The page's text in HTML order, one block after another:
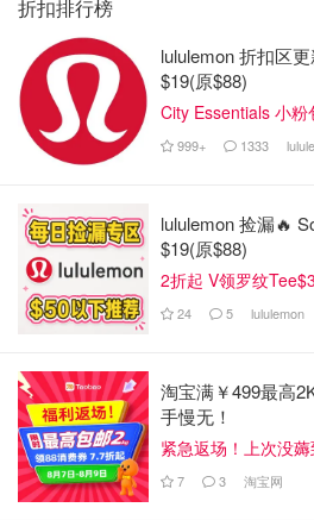
坎昆海滨度假村，是坎昆一家海滨
餐厅、海滨泳池和 40,000 平方英
厅、海滨泳池及4万平方英尺Spa；
宿、税费及小费；提供无限美食
务及夜间活动。
Costco会员福利：
每房赠数字Costco购物卡；5晚及
$300，须4月15日前预订。
2晚及以上，截止2025年12月31日
Hilton Tulum Riviera Maya—
里维埃拉玛雅海岸的全包式度假村
折扣排行榜
lululemon 折扣区
$19(原$88)
City Essentials 小粉
999+ 1333
lululemon 捡漏🔥
$19(原$88)
2折起 V领罗纹
24 5 lululemon
淘宝满￥499最高
手慢无！
紧急返场！上次没
7 3 淘宝网